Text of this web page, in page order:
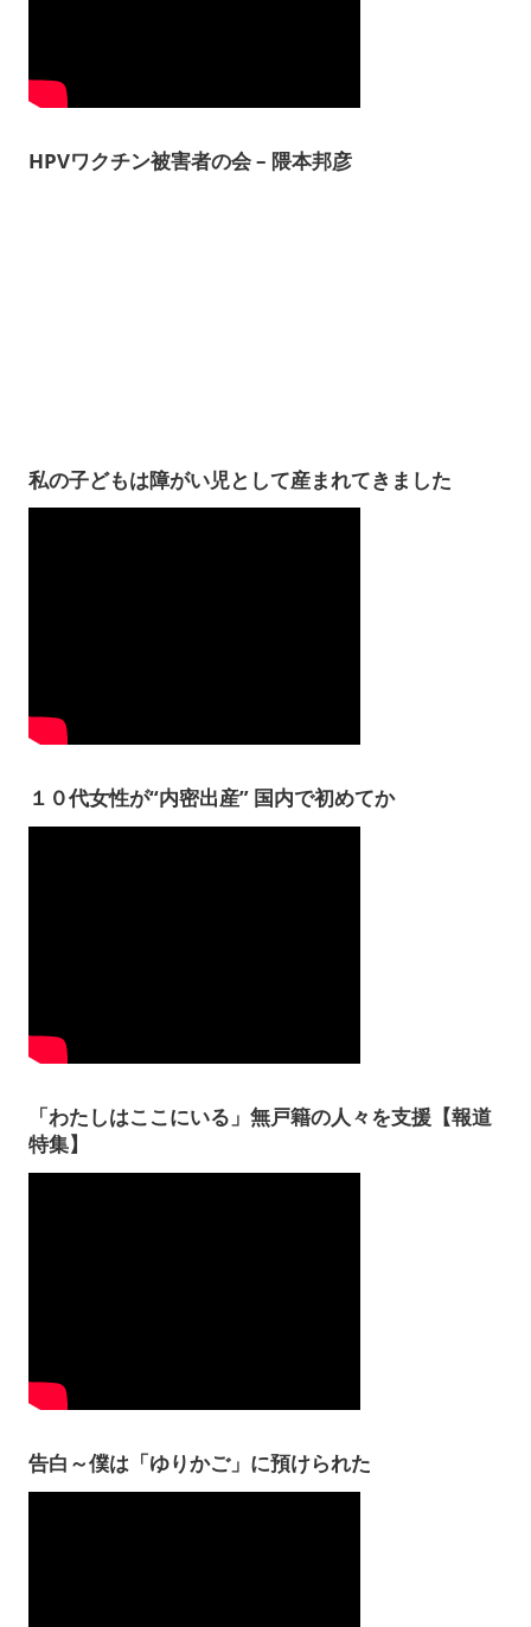
HPVワクチン被害者の会 – 隈本邦彦
私の子どもは障がい児として産まれてきました
１０代女性が“内密出産” 国内で初めてか
「わたしはここにいる」無戸籍の人々を支援【報道
特集】
告白～僕は「ゆりかご」に預けられた